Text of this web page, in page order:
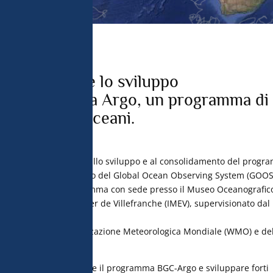
di
dati
sostiene lo sviluppo
programma Argo, un programma di
degli oceani.
de Monaco collabora allo sviluppo e al consolidamento del
Argo), nell’ambito del Global Ocean Observing System
un ufficio del programma con sede presso il Museo
l’Institut de la Mer de Villefranche (IMEV), supervisionato dal
dell’Organizzazione Meteorologica Mondiale (WMO) e
quello di organizzare il programma BGC-Argo e sviluppare forti